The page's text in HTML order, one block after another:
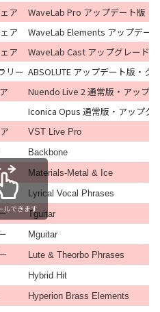
ア
WaveLab Pro アップデート版・
ア
WaveLab Elements アップデー
ア
WaveLab Cast アップグレード版
リー ABSOLUTE アップデート版・ク
Nuendo Live 2 通常版・アップ
Iconica Opus 通常版・アップグ
VST Live Pro
Backbone
Materials-Metal & Ice
Lyrical Vocal Phrases
Tguitar
Mguitar
Lute & Theorbo Phrases
Hybrid Hit
Hyperion Brass Elements
ルできます